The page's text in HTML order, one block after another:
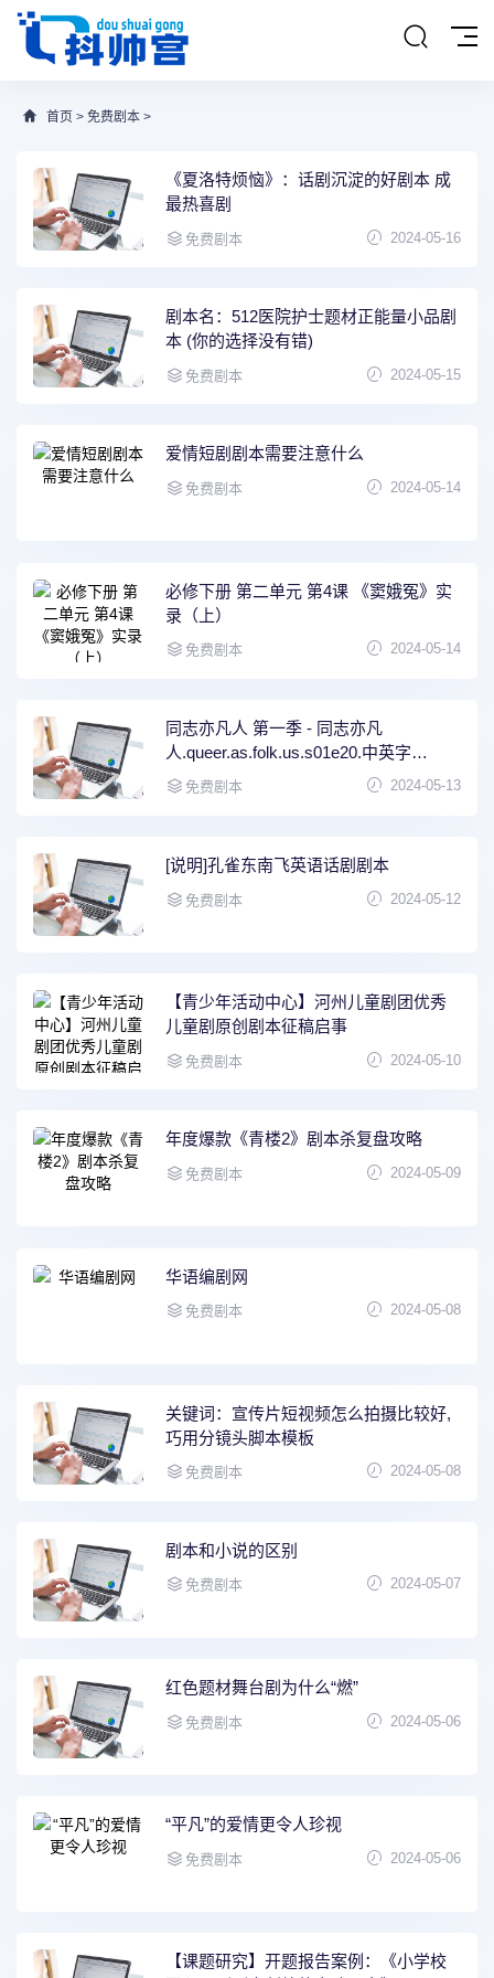
首页 > 免费剧本 >
《夏洛特烦恼》：话剧沉淀的好剧本 成
最热喜剧
免费剧本 2024-05-16
剧本名：512医院护士题材正能量小品剧
本 (你的选择没有错)
免费剧本 2024-05-15
爱情短剧剧本需要注意什么
免费剧本 2024-05-14
​必修下册 第二单元 第4课 《窦娥冤》实
录（上）
免费剧本 2024-05-14
同志亦凡人 第一季 - 同志亦凡
人.queer.as.folk.us.s01e20.中英字
幕.web.720p-人人影视.mp4
免费剧本 2024-05-13
[说明]孔雀东南飞英语话剧剧本
免费剧本 2024-05-12
【青少年活动中心】河州儿童剧团优秀
儿童剧原创剧本征稿启事
免费剧本 2024-05-10
年度爆款《青楼2》剧本杀复盘攻略
免费剧本 2024-05-09
华语编剧网
免费剧本 2024-05-08
关键词：宣传片短视频怎么拍摄比较好,
巧用分镜头脚本模板
免费剧本 2024-05-08
剧本和小说的区别
免费剧本 2024-05-07
红色题材舞台剧为什么“燃”
免费剧本 2024-05-06
“平凡”的爱情更令人珍视
免费剧本 2024-05-06
【课题研究】开题报告案例：《小学校